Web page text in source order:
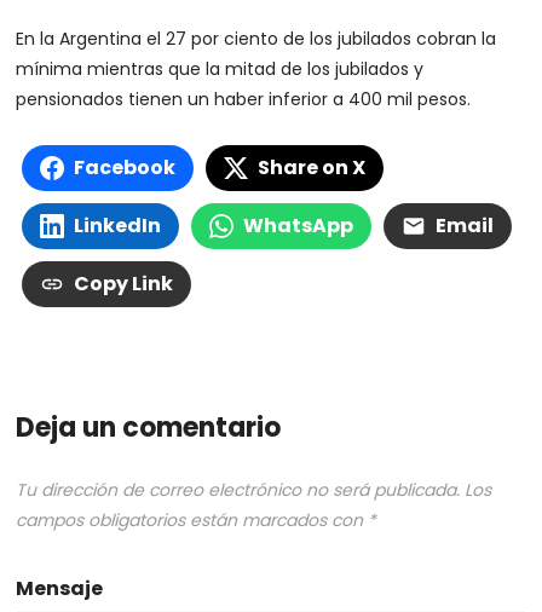
En la Argentina el 27 por ciento de los jubilados cobran la
mínima mientras que la mitad de los jubilados y
pensionados tienen un haber inferior a 400 mil pesos.
Facebook Share on X
LinkedIn WhatsApp Email
Copy Link
Deja un comentario
Tu dirección de correo electrónico no será publicada. Los
campos obligatorios están marcados con *
Mensaje